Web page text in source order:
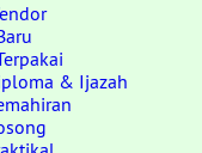
& Ijazah